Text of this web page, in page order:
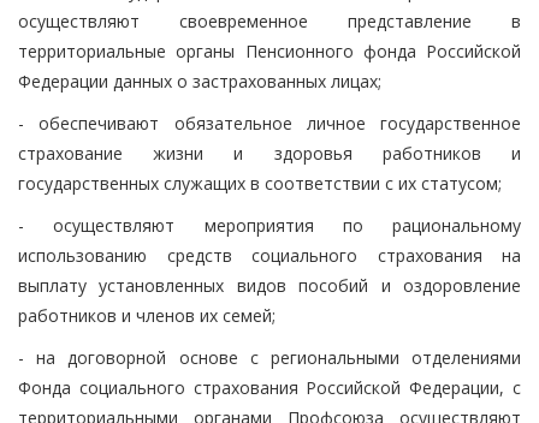
осуществляют своевременное представление в
территориальные органы Пенсионного фонда Российской
Федерации данных о застрахованных лицах;
- обеспечивают обязательное личное государственное
страхование жизни и здоровья работников и
государственных служащих в соответствии с их статусом;
- осуществляют мероприятия по рациональному
использованию средств социального страхования на
выплату установленных видов пособий и оздоровление
работников и членов их семей;
- на договорной основе с региональными отделениями
Фонда социального страхования Российской Федерации, с
территориальными органами Профсоюза осуществляют